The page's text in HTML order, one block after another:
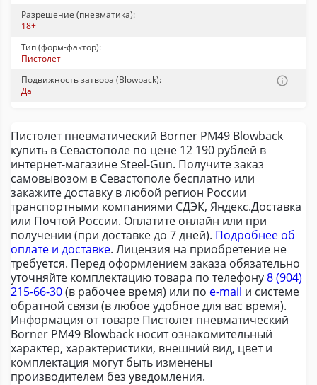
Разрешение (пневматика):
18+
Тип (форм-фактор):
Пистолет
Подвижность затвора (Blowback):
Да
Пистолет пневматический Borner PM49 Blowback
купить в Севастополе по цене 12 190 рублей в
интернет-магазине Steel-Gun. Получите заказ
самовывозом в Севастополе бесплатно или
закажите доставку в любой регион России
транспортными компаниями СДЭК, Яндекс.Доставка
или Почтой России. Оплатите онлайн или при
получении (при доставке до 7 дней). Подробнее об
оплате и доставке. Лицензия на приобретение не
требуется. Перед оформлением заказа обязательно
уточняйте комплектацию товара по телефону8 (904)
215-66-30(в рабочее время) или по e-mail и системе
обратной связи (в любое удобное для вас время).
Информация от товаре Пистолет пневматический
Borner PM49 Blowback носит ознакомительный
характер, характеристики, внешний вид, цвет и
комплектация могут быть изменены
производителем без уведомления.